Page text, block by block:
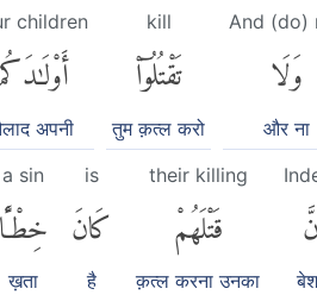
And (do)
وَلَا
और ना
kill
تَقْتُلُوٓا۟
तुम क़त्ल करो
children
अपनी
their killing
قَتْلَهُمْ
क़त्ल करना उनका
is
كَانَ
है
a sin
خِطْـًٔا
ख़ता